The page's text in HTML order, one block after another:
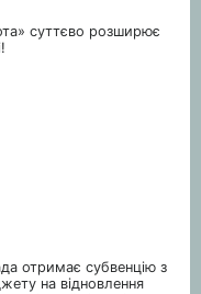
суттєво розширює
отримає субвенцію з
на відновлення